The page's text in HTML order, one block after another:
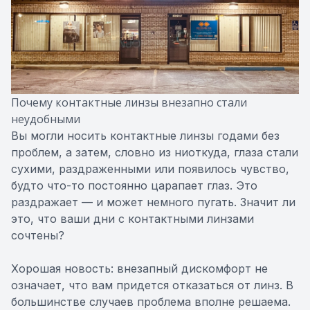
Почему контактные линзы внезапно стали
неудобными
Вы могли носить контактные линзы годами без
проблем, а затем, словно из ниоткуда, глаза стали
сухими, раздраженными или появилось чувство,
будто что-то постоянно царапает глаз. Это
раздражает — и может немного пугать. Значит ли
это, что ваши дни с контактными линзами
сочтены?
Хорошая новость: внезапный дискомфорт не
означает, что вам придется отказаться от линз. В
большинстве случаев проблема вполне решаема.